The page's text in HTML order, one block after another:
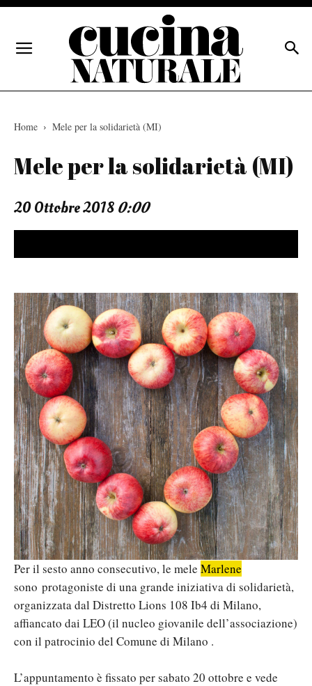
Home Mele per la solidarietà (MI)
Mele per la solidarietà (MI)
20 Ottobre 2018 0:00
Per il sesto anno consecutivo, le mele Marlene
sono protagoniste di una grande iniziativa di solidarietà,
organizzata dal Distretto Lions 108 Ib4 di Milano,
affiancato dai LEO (il nucleo giovanile dell’associazione)
con il patrocinio del Comune di Milano .
L’appuntamento è fissato per sabato 20 ottobre e vede